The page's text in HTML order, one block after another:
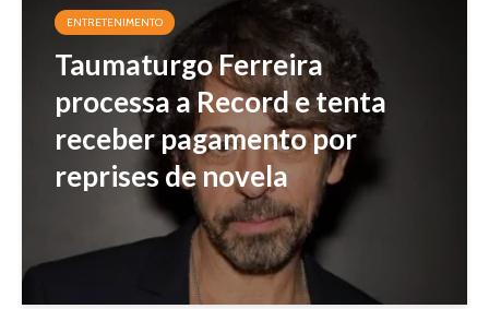
ENTRETENIMENTO
Taumaturgo Ferreira
processa a Record e tenta
receber pagamento por
reprises de novela